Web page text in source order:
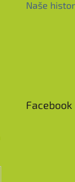
Naše
Facebook